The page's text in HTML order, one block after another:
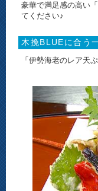
豪華で満足感の高い
てください♪
木挽BLUEに合う
「伊勢海老のレア天ぷ